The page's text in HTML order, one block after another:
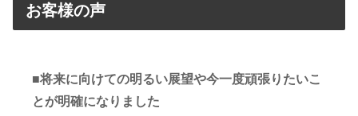
お客様の声
■将来に向けての明るい展望や今一度頑張りたいこ
とが明確になりました